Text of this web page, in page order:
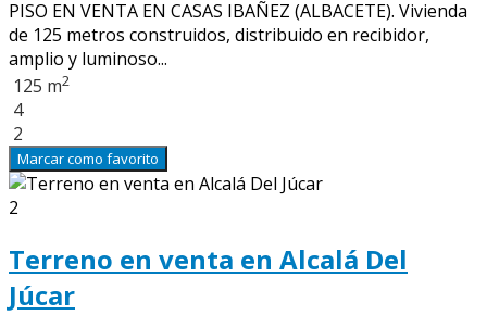
PISO EN VENTA EN CASAS IBAÑEZ (ALBACETE). Vivienda
de 125 metros construidos, distribuido en recibidor,
amplio y luminoso...
125 m2
4
2
Marcar como favorito
2
Terreno en venta en Alcalá Del
Júcar